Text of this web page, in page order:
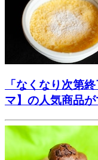
「なくなり次第
マ】の人気商品